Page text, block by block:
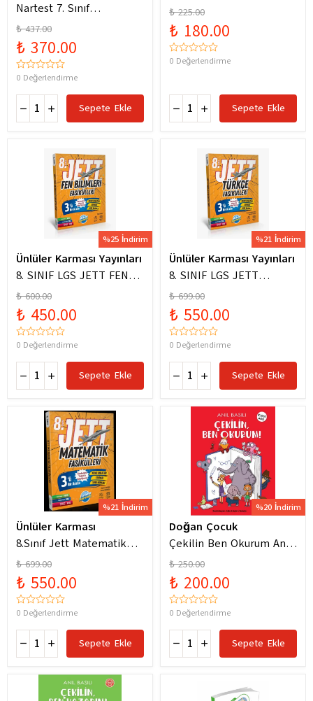
Nartest 7. Sınıf
Matematik Soru Hazinesi
₺ 437.00
₺ 370.00
0 Değerlendirme
Sepete Ekle
₺ 225.00
₺ 180.00
0 Değerlendirme
Sepete Ekle
%25 İndirim
Ünlüler Karması Yayınları
8. SINIF LGS JETT FEN
BİLİMLERİ FASİKÜLLERİ
₺ 600.00
₺ 450.00
0 Değerlendirme
Sepete Ekle
%21 İndirim
Ünlüler Karması Yayınları
8. SINIF LGS JETT
TÜRKÇE FASİKÜLLERİ
₺ 699.00
₺ 550.00
0 Değerlendirme
Sepete Ekle
%21 İndirim
Ünlüler Karması
8.Sınıf Jett Matematik
Fasiküller Soru Bankası /
Kolektif / Ünlüler
Karması / 9786256529786
₺ 699.00
₺ 550.00
0 Değerlendirme
Sepete Ekle
%20 İndirim
Doğan Çocuk
Çekilin Ben Okurum Anıl
Basılı Eğlenceli
Hikayeler
₺ 250.00
₺ 200.00
0 Değerlendirme
Sepete Ekle